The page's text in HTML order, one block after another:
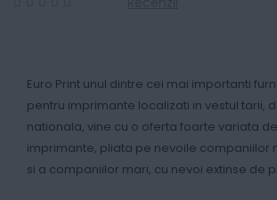
Euro Print unul dintre cei mai importanti
pentru imprimante localizati in vestul tarii,
nationala, vine cu o oferta foarte variata
imprimante, pliata pe nevoile companiilor
si a companiilor mari, cu nevoi extinse de